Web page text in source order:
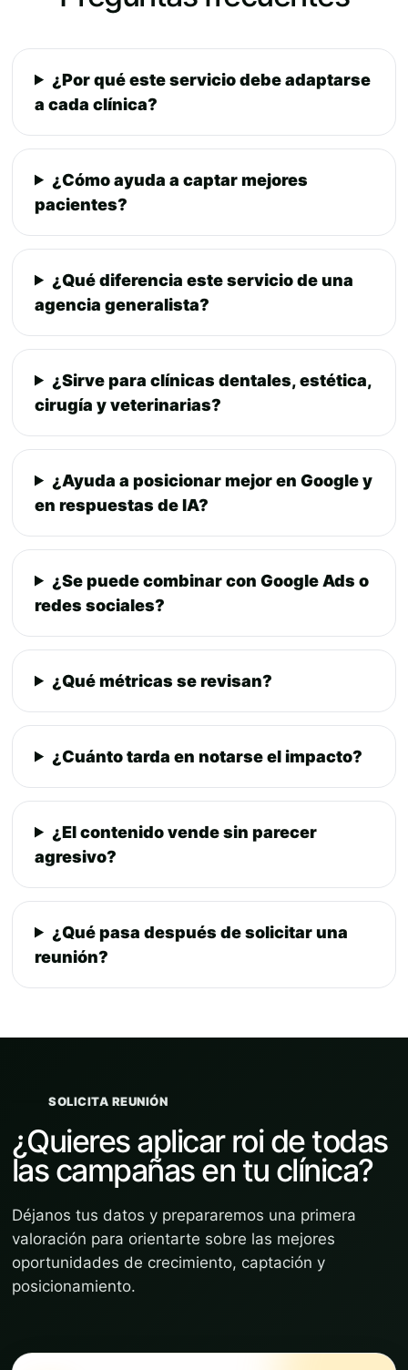
¿Por qué este servicio debe adaptarse
a cada clínica?
¿Cómo ayuda a captar mejores
pacientes?
¿Qué diferencia este servicio de una
agencia generalista?
¿Sirve para clínicas dentales, estética,
cirugía y veterinarias?
¿Ayuda a posicionar mejor en Google y
en respuestas de IA?
¿Se puede combinar con Google Ads o
redes sociales?
¿Qué métricas se revisan?
¿Cuánto tarda en notarse el impacto?
¿El contenido vende sin parecer
agresivo?
¿Qué pasa después de solicitar una
reunión?
SOLICITA REUNIÓN
¿Quieres aplicar roi de todas
las campañas en tu clínica?
Déjanos tus datos y prepararemos una primera
valoración para orientarte sobre las mejores
oportunidades de crecimiento, captación y
posicionamiento.